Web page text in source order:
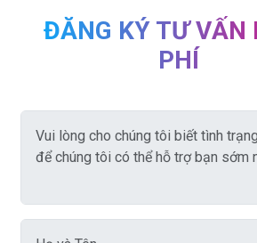
ĐĂNG KÝ TƯ VẤN
PHÍ